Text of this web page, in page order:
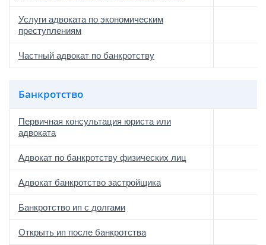
Услуги адвоката по экономическим
преступлениям
Частный адвокат по банкротству
Банкротство
Первичная консультация юриста или
адвоката
Адвокат по банкротству физических лиц
Адвокат банкротство застройщика
Банкротство ип с долгами
Открыть ип после банкротства